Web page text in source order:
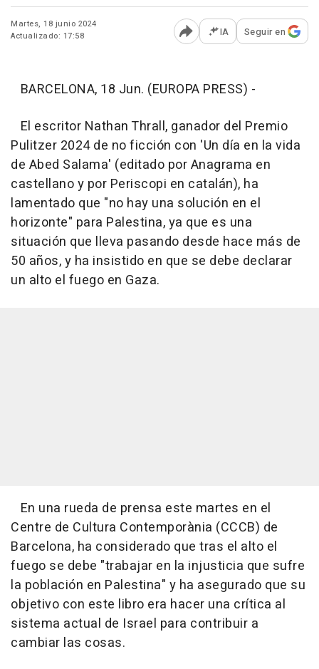
Martes, 18 junio 2024
Actualizado: 17:58
Abrir opciones para
IA Seguir en
BARCELONA, 18 Jun. (EUROPA PRESS) -
El escritor Nathan Thrall, ganador del Premio
Pulitzer 2024 de no ficción con 'Un día en la vida
de Abed Salama' (editado por Anagrama en
castellano y por Periscopi en catalán), ha
lamentado que "no hay una solución en el
horizonte" para Palestina, ya que es una
situación que lleva pasando desde hace más de
50 años, y ha insistido en que se debe declarar
un alto el fuego en Gaza.
En una rueda de prensa este martes en el
Centre de Cultura Contemporània (CCCB) de
Barcelona, ha considerado que tras el alto el
fuego se debe "trabajar en la injusticia que sufre
la población en Palestina" y ha asegurado que su
objetivo con este libro era hacer una crítica al
sistema actual de Israel para contribuir a
cambiar las cosas.